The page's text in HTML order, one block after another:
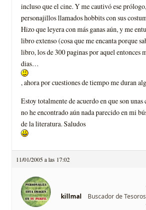
incluso que el cine. Y me cautivó ese
personajillos llamados hobbits con sus
Hizo que leyera con más ganas aún, y me
libro extenso (cosa que me encanta porque
libro, los de 300 paginas por aquel entonces
dias…
, ahora por cuestiones de tiempo me duran
Estoy totalmente de acuerdo en que son
no he encontrado aún nada parecido en mi
de la literatura. Saludos
11/01/2005 a las 17:02
killmal Buscador de Tesoros